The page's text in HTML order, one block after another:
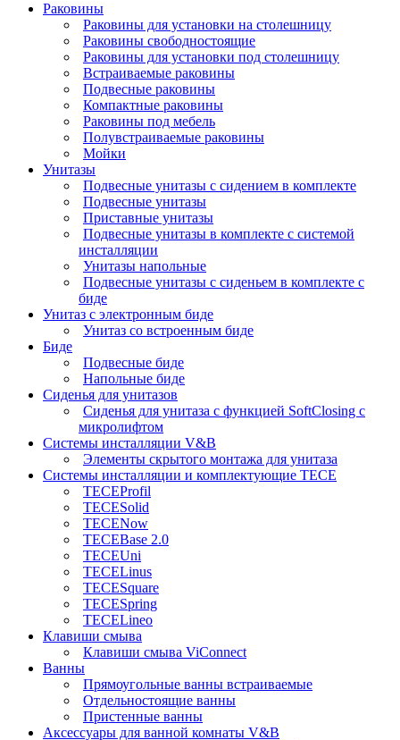
Раковины
Раковины для установки на столешницу
Раковины свободностоящие
Раковины для установки под столешницу
Встраиваемые раковины
Подвесные раковины
Компактные раковины
Раковины под мебель
Полувстраиваемые раковины
Мойки
Унитазы
Подвесные унитазы с сидением в комплекте
Подвесные унитазы
Приставные унитазы
Подвесные унитазы в комплекте с системой
инсталляции
Унитазы напольные
Подвесные унитазы с сиденьем в комплекте с
биде
Унитаз с электронным биде
Унитаз со встроенным биде
Биде
Подвесные биде
Напольные биде
Сиденья для унитазов
Сиденья для унитаза с функцией SoftClosing с
микролифтом
Системы инсталляции V&B
Элементы скрытого монтажа для унитаза
Системы инсталляции и комплектующие TECE
TECEProfil
TECESolid
TECENow
TECEBase 2.0
TECEUni
TECELinus
TECESquare
TECESpring
TECELineo
Клавиши смыва
Клавиши смыва ViConnect
Ванны
Прямоугольные ванны встраиваемые
Отдельностоящие ванны
Пристенные ванны
Аксессуары для ванной комнаты V&B